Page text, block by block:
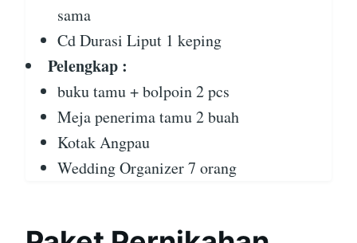
sama
Cd Durasi Liput 1 keping
Pelengkap :
buku tamu + bolpoin 2 pcs
Meja penerima tamu 2 buah
Kotak Angpau
Wedding Organizer 7 orang